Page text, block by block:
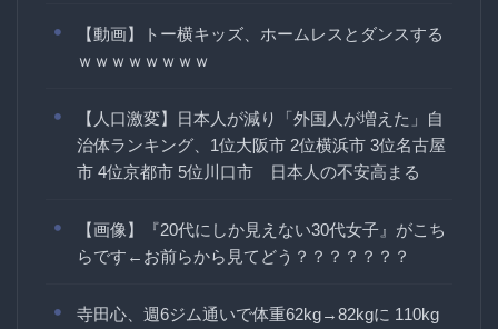
【動画】トー横キッズ、ホームレスとダンスする
ｗｗｗｗｗｗｗｗ
【人口激変】日本人が減り「外国人が増えた」自
治体ランキング、1位大阪市 2位横浜市 3位名古屋
市 4位京都市 5位川口市 日本人の不安高まる
【画像】『20代にしか見えない30代女子』がこち
らです←お前らから見てどう？？？？？？？
寺田心、週6ジム通いで体重62kg→82kgに 110kg